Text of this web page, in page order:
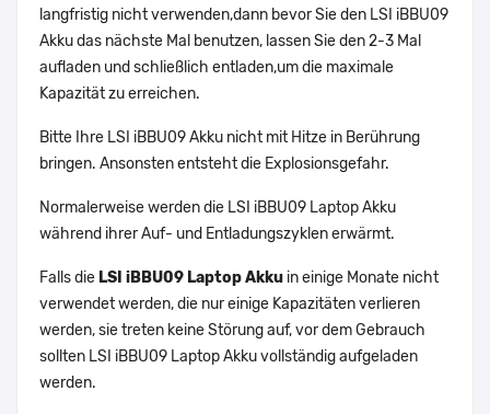
langfristig nicht verwenden,dann bevor Sie den LSI iBBU09
Akku das nächste Mal benutzen, lassen Sie den 2-3 Mal
aufladen und schließlich entladen,um die maximale
Kapazität zu erreichen.
Bitte Ihre LSI iBBU09 Akku nicht mit Hitze in Berührung
bringen. Ansonsten entsteht die Explosionsgefahr.
Normalerweise werden die LSI iBBU09 Laptop Akku
während ihrer Auf- und Entladungszyklen erwärmt.
Falls die LSI iBBU09 Laptop Akku in einige Monate nicht
verwendet werden, die nur einige Kapazitäten verlieren
werden, sie treten keine Störung auf, vor dem Gebrauch
sollten LSI iBBU09 Laptop Akku vollständig aufgeladen
werden.